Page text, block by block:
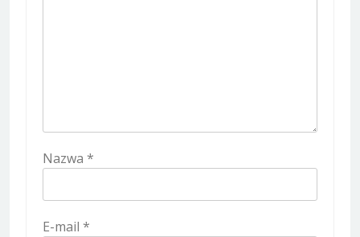
Nazwa *
E-mail *